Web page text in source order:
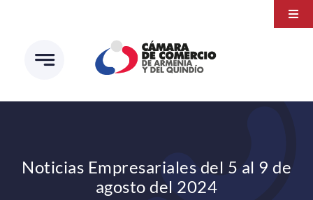
contenido
Noticias Empresariales del 5 al 9 de
agosto del 2024